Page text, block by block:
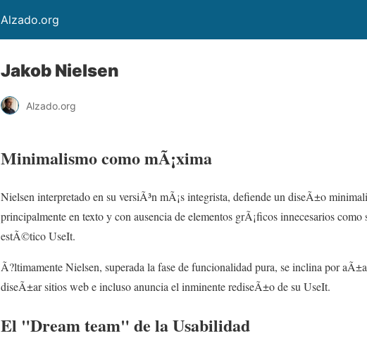
Alzado.org
Jakob Nielsen
Alzado.org
Minimalismo como mÃ¡xima
Nielsen interpretado en su versiÃ³n mÃ¡s integrista, defiende un diseÃ±o
principalmente en texto y con ausencia de elementos grÃ¡ficos innecesarios
estÃ©tico UseIt.
Ã?ltimamente Nielsen, superada la fase de funcionalidad pura, se inclina por
diseÃ±ar sitios web e incluso anuncia el inminente rediseÃ±o de su UseIt.
El "Dream team" de la Usabilidad